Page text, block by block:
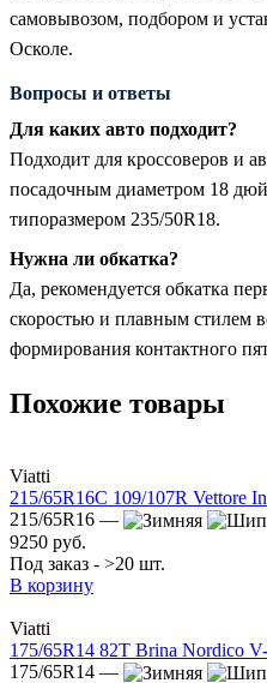
самовывозом, подбором и
Осколе.
Вопросы и ответы
Для каких авто подходит?
Подходит для кроссоверов и
посадочным диаметром 18
типоразмером 235/50R18.
Нужна ли обкатка?
Да, рекомендуется обкатка
скоростью и плавным стилем
формирования контактного
Похожие товары
Viatti
215/65R16C 109/107R Vettore
215/65R16 —
9250 руб.
Под заказ - >20 шт.
В корзину
Viatti
175/65R14 82T Brina Nordico
175/65R14 —